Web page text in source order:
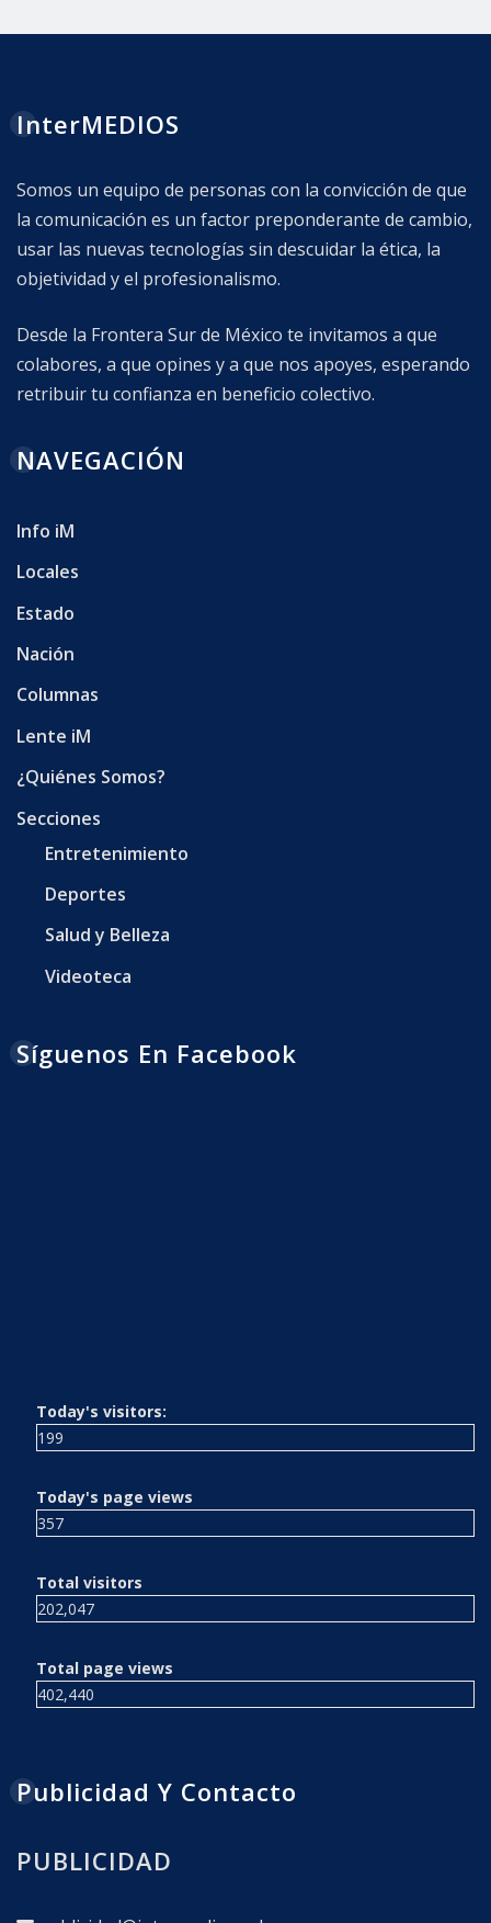
InterMEDIOS
Somos un equipo de personas con la convicción de que
la comunicación es un factor preponderante de cambio,
usar las nuevas tecnologías sin descuidar la ética, la
objetividad y el profesionalismo.
Desde la Frontera Sur de México te invitamos a que
colabores, a que opines y a que nos apoyes, esperando
retribuir tu confianza en beneficio colectivo.
NAVEGACIÓN
Info iM
Locales
Estado
Nación
Columnas
Lente iM
¿Quiénes Somos?
Secciones
Entretenimiento
Deportes
Salud y Belleza
Videoteca
Síguenos En Facebook
Today's visitors:
199
Today's page views
357
Total visitors
202,047
Total page views
402,440
Publicidad Y Contacto
PUBLICIDAD